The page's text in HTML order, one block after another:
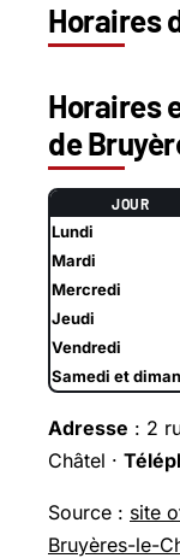
Horaires
Horaires
de
JOUR
Lundi
Mardi
Mercredi
Jeudi
Vendredi
Samedi et
Adresse : 2
Châtel ·
Source : site
Bruyères-le-